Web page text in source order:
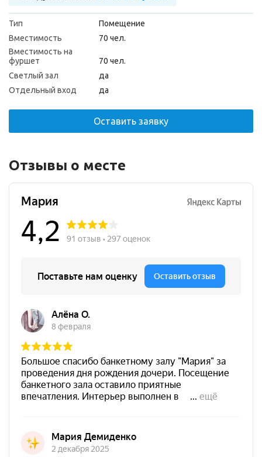
Тип
Помещение
Вместимость
70 чел.
Вместимость на
фуршет
70 чел.
Светлый зал
да
Отдельный вход
да
Оставить заявку
Отзывы о месте